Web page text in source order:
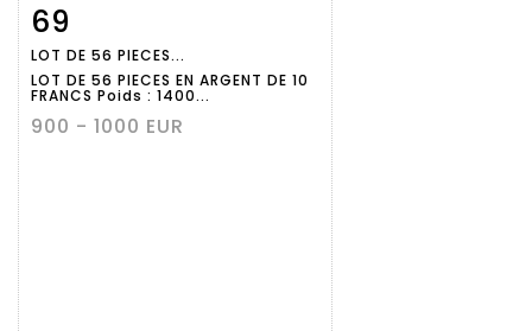
détaillée
69
LOT DE 56 PIECES...
LOT DE 56 PIECES EN ARGENT DE 10
FRANCS Poids : 1400...
900 - 1000 EUR